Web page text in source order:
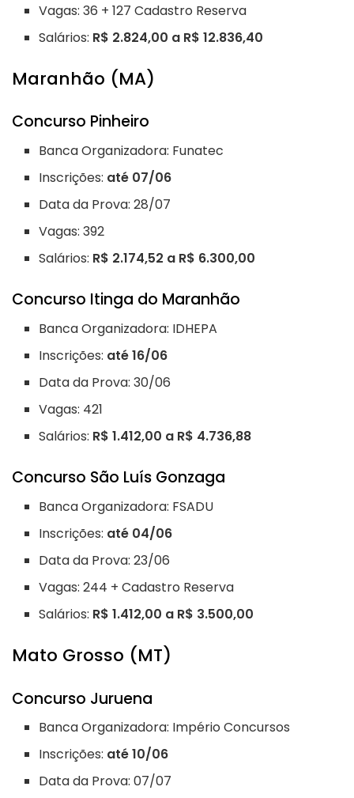
Vagas: 36 + 127 Cadastro Reserva
Salários: R$ 2.824,00 a R$ 12.836,40
Maranhão (MA)
Concurso Pinheiro
Banca Organizadora: Funatec
Inscrições: até 07/06
Data da Prova: 28/07
Vagas: 392
Salários: R$ 2.174,52 a R$ 6.300,00
Concurso Itinga do Maranhão
Banca Organizadora: IDHEPA
Inscrições: até 16/06
Data da Prova: 30/06
Vagas: 421
Salários: R$ 1.412,00 a R$ 4.736,88
Concurso São Luís Gonzaga
Banca Organizadora: FSADU
Inscrições: até 04/06
Data da Prova: 23/06
Vagas: 244 + Cadastro Reserva
Salários: R$ 1.412,00 a R$ 3.500,00
Mato Grosso (MT)
Concurso Juruena
Banca Organizadora: Império Concursos
Inscrições: até 10/06
Data da Prova: 07/07